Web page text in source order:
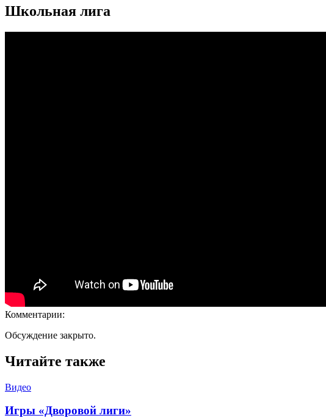
Школьная лига
Комментарии:
Обсуждение закрыто.
Читайте также
Видео
Игры «Дворовой лиги»